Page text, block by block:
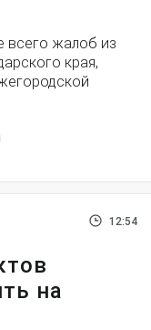
всего жалоб из
края,
12:54
на